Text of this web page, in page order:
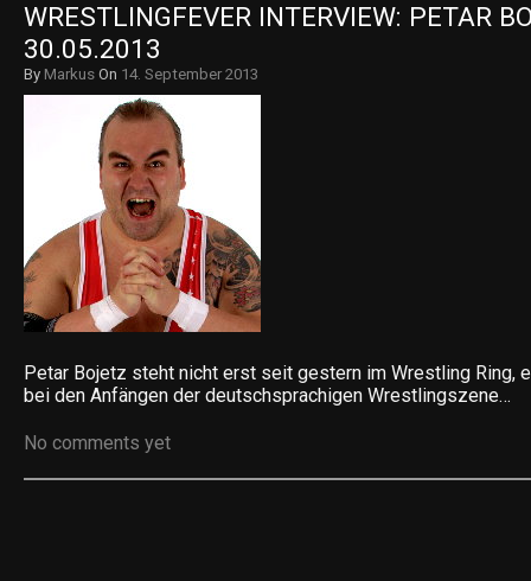
WRESTLINGFEVER INTERVIEW: PETAR
30.05.2013
By Markus On 14. September 2013
Petar Bojetz steht nicht erst seit gestern im Wrestling Ring,
bei den Anfängen der deutschsprachigen Wrestlingszene…
No comments yet